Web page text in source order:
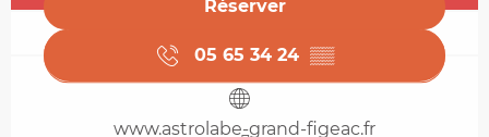
Réserver
05 65 34 24 ▒▒
www.astrolabe-grand-figeac.fr